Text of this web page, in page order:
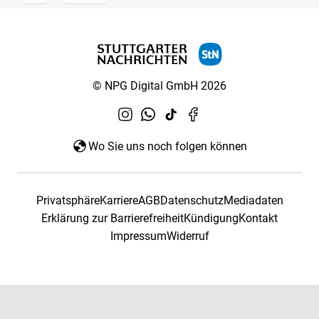
© NPG Digital GmbH 2026
Wo Sie uns noch folgen können
PrivatsphäreKarriereAGBDatenschutzMediadaten
Erklärung zur BarrierefreiheitKündigungKontakt
ImpressumWiderruf